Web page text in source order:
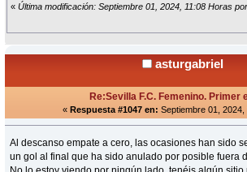
« Última modificación: Septiembre 01, 2024, 11:08 Horas
asturgabriel
Re:Sevilla F.C. Femenino. Primer
« Respuesta #1047 en: Septiembre 01,
Al descanso empate a cero, las ocasiones han sido
un gol al final que ha sido anulado por posible fuera